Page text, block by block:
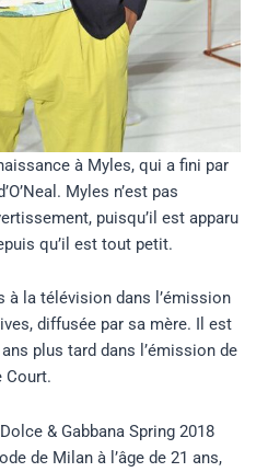
à Myles, qui a fini par
Myles n’est pas
puisqu’il est apparu
qu’il est tout petit.
à la télévision dans l’émission
diffusée par sa mère. Il est
plus tard dans l’émission de
Court.
& Gabbana Spring 2018
de Milan à l’âge de 21 ans,